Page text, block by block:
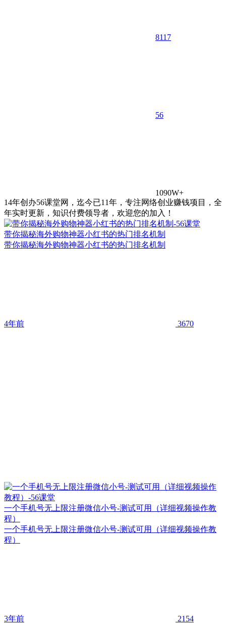
8117
56
1090W+
14年创办56课堂网，迄今已11年，专注网络创业赚钱项目，全
年实时更新，知识付费领导者，欢迎您的加入！
带你揭秘海外购物神器小红书的热门排名机制
带你揭秘海外购物神器小红书的热门排名机制
4年前 3670
一个手机号无上限注册微信小号-测试可用（详细视频操作教
程）
一个手机号无上限注册微信小号-测试可用（详细视频操作教
程）
3年前 2154